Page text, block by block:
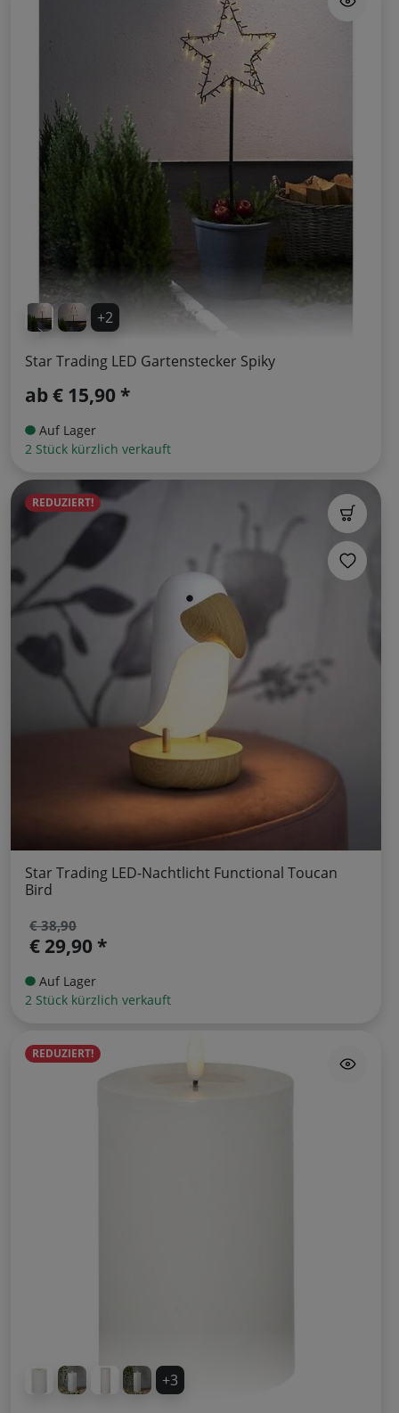
+2
Star Trading LED Gartenstecker Spiky
ab€ 15,90 *
Auf Lager
2 Stück kürzlich verkauft
REDUZIERT!
Star Trading LED-Nachtlicht Functional Toucan
Bird
€ 38,90
€ 29,90 *
Auf Lager
2 Stück kürzlich verkauft
+3
REDUZIERT!